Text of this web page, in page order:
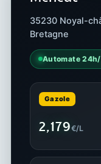
35230 Noyal-
Bretagne
Automate
Gazole
2,179€/L